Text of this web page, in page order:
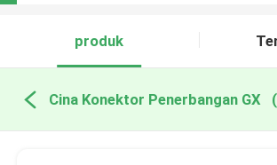
produk
Cina Konektor Penerbangan GX